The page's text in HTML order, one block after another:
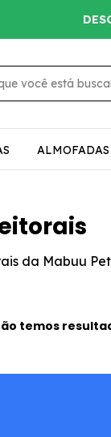
ALMOFADAS
da Mabuu
temos